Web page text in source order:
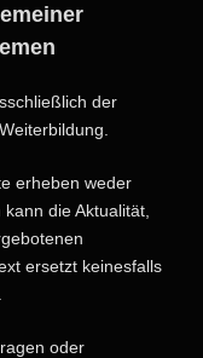
der
erheben weder
die Aktualität,
ersetzt keinesfalls
oder